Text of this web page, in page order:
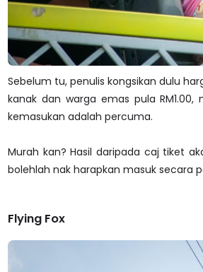
Sebelum tu, penulis kongsikan dulu
kanak dan warga emas pula
kemasukan adalah percuma.
Murah kan? Hasil daripada caj tiket
bolehlah nak harapkan masuk secara
Flying Fox